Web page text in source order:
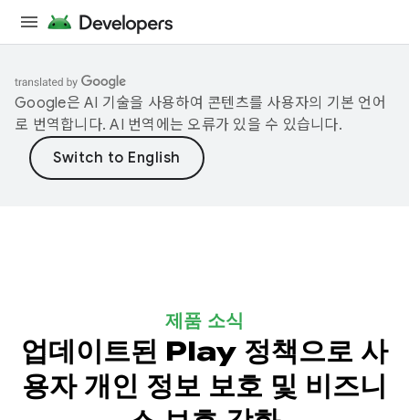
Google은 AI 기술을 사용하여 콘텐츠를 사용자의 기본 언어
로 번역합니다. AI 번역에는 오류가 있을 수 있습니다.
제품 소식
업데이트된 Play 정책으로 사
용자 개인 정보 보호 및 비즈니